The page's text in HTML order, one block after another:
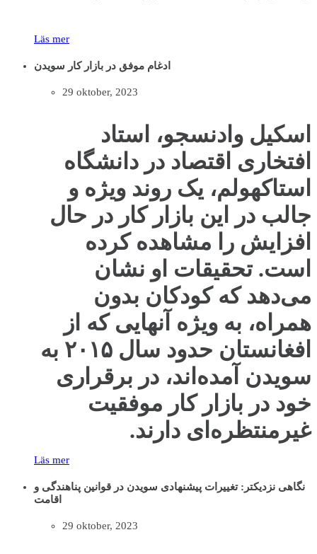
Läs mer
ادغام موفق در بازار کار سویدن
29 oktober, 2023
اسکیل وادنسجو، استاد
افتخاری اقتصاد در دانشگاه
استاکهولم، یک روند ویژه و
جالب در این بازار کار در حال
افزایش را مشاهده کرده
است. تحقیقات او نشان
می‌دهد که کودکان بدون
همراه، به ویژه آنهایی که از
افغانستان حدود سال ۲۰۱۵ به
سویدن آمده‌اند، در برقراری
خود در بازار کار موفقیت
غیرمنتظره‌ای دارند.
Läs mer
نگاهی نزدیکتر: تغییرات پیشنهادی سویدن در قوانین پناهندگی و
اقامت
29 oktober, 2023